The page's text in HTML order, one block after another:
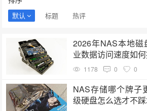
默认 标题 热评
2026年NAS本地
业数据访问速度如何
1178 0 0
NAS存储哪个牌子
级硬盘怎么选才不踩